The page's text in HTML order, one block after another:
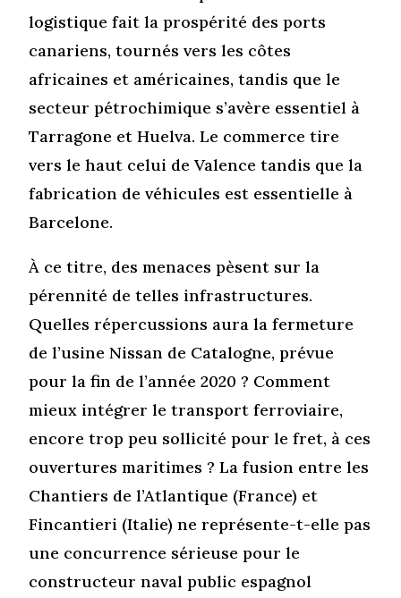
logistique fait la prospérité des ports
canariens, tournés vers les côtes
africaines et américaines, tandis que le
secteur pétrochimique s’avère essentiel à
Tarragone et Huelva. Le commerce tire
vers le haut celui de Valence tandis que la
fabrication de véhicules est essentielle à
Barcelone.
À ce titre, des menaces pèsent sur la
pérennité de telles infrastructures.
Quelles répercussions aura la fermeture
de l’usine Nissan de Catalogne, prévue
pour la fin de l’année 2020 ? Comment
mieux intégrer le transport ferroviaire,
encore trop peu sollicité pour le fret, à ces
ouvertures maritimes ? La fusion entre les
Chantiers de l’Atlantique (France) et
Fincantieri (Italie) ne représente-t-elle pas
une concurrence sérieuse pour le
constructeur naval public espagnol